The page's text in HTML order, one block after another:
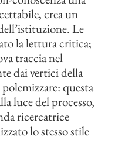
crea un
Le
la lettura critica;
traccia nel
dai vertici della
questa
luce del processo,
ricercatrice
lo stesso stile